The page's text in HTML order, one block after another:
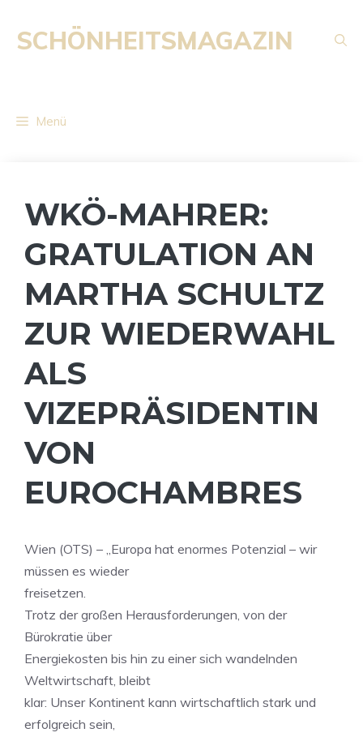
Inhalt
springen
SCHÖNHEITSMAGAZIN
Menü
WKÖ-MAHRER:
GRATULATION AN
MARTHA SCHULTZ
ZUR WIEDERWAHL
ALS
VIZEPRÄSIDENTIN
VON
EUROCHAMBRES
Wien (OTS) – „Europa hat enormes Potenzial – wir
müssen es wieder
freisetzen.
Trotz der großen Herausforderungen, von der
Bürokratie über
Energiekosten bis hin zu einer sich wandelnden
Weltwirtschaft, bleibt
klar: Unser Kontinent kann wirtschaftlich stark und
erfolgreich sein,